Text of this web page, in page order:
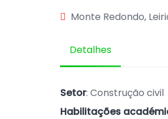
Monte Redondo,
Detalhes
Setor: Construção civil
Habilitações